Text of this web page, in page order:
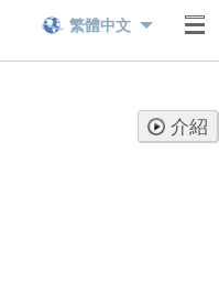
繁體中文
介紹